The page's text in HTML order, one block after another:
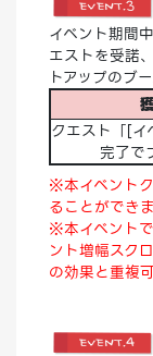
イベント期間
エストを受諾
トアップのブ
クエスト「[イ
完了で
※本イベント
ることができま
※本イベント
ント増幅スク
の効果と重複可